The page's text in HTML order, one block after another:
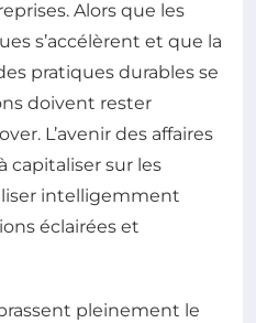
Alors que les
s’accélèrent et que la
pratiques durables se
doivent rester
L’avenir des affaires
capitaliser sur les
intelligemment
éclairées et
pleinement le